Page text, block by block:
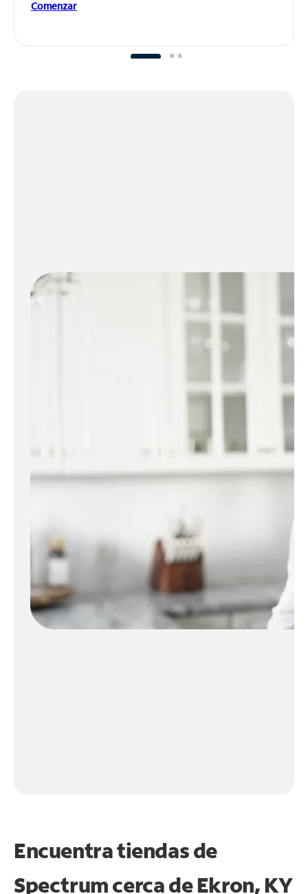
Comenzar
Encuentra tiendas de
Spectrum cerca deEkron, KY